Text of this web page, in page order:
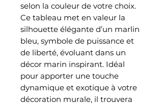
selon la couleur de votre choix.
Ce tableau met en valeur la
silhouette élégante d’un marlin
bleu, symbole de puissance et
de liberté, évoluant dans un
décor marin inspirant. Idéal
pour apporter une touche
dynamique et exotique à votre
décoration murale, il trouvera